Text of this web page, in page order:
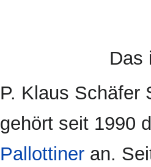
Das
P. Klaus Schäfer
gehört seit 1990
Pallottiner an.